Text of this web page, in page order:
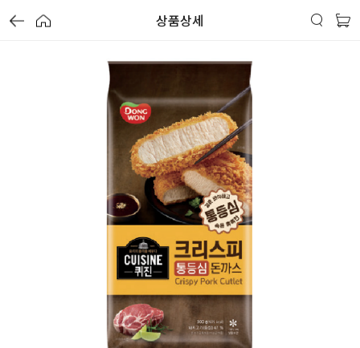
상품상세
할
인
전
가
격
가
격
별
5
개
만
점
중